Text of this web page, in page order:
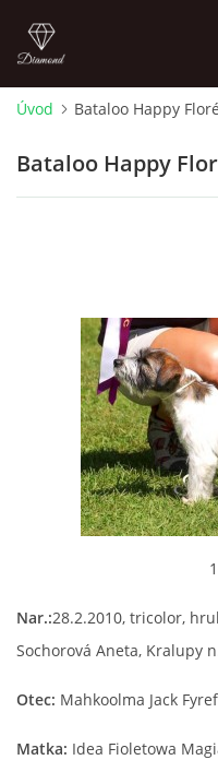
NOVINKY 2026
OTÁZKY A ODPOVĚDI
ADMIKO KENNEL
JRT ADMIKO+LOV/ JRT
HISTORIE JACK RUSSELL
Úvod Bataloo Happy
Bataloo Happy
Nar.:28.2.2010,
Sochorová Aneta, Kralupy
Otec: Mahkoolma Jack
Matka: Idea Fioletowa